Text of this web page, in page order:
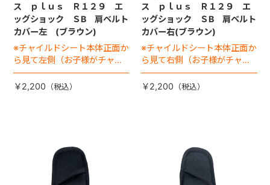
ス ｐｌｕｓ Ｒ１２９ エ
ッグショック ＳB 肩ベルト
カバー左 (ブラウン)
※チャイルドシート本体正面か
ら見て左側（お子様がチャイ
ルドシートに座った状態で右
手側となります）
￥2,200
ス ｐｌｕｓ Ｒ１２９ エ
ッグショック ＳB 肩ベルト
カバー右(ブラウン)
※チャイルドシート本体正面か
ら見て右側（お子様がチャイ
ルドシートに座った状態で左
手側となります）
￥2,200